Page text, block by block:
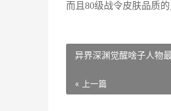
而且80级战令皮肤品质
异界深渊觉醒啥子人物
« 上一篇